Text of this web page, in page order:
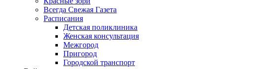
Всегда Свежая Газета
Расписания
Детская поликлиника
Женская консультация
Межгород
Пригород
Городской транспорт